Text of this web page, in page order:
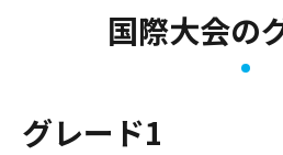
国際大会の
グレード1